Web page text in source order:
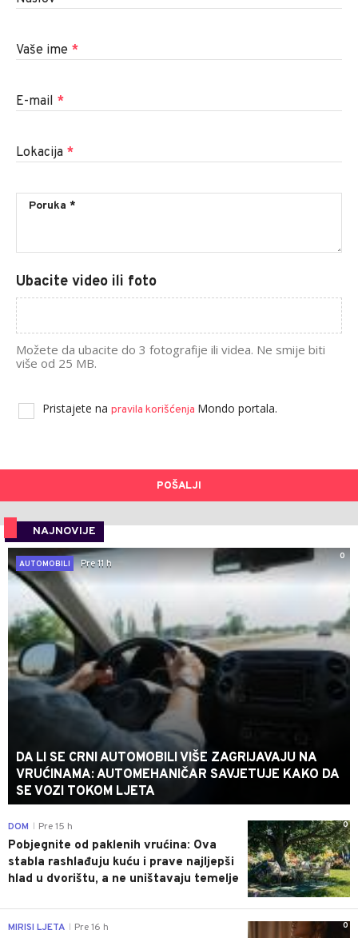
Vaše ime *
E-mail *
Lokacija *
Ubacite video ili foto
Možete da ubacite do 3 fotografije ili videa. Ne smije biti
više od 25 MB.
Pristajete na pravila korišćenja Mondo portala.
POŠALJI
NAJNOVIJE
0
AUTOMOBILI
Pre 11 h
DA LI SE CRNI AUTOMOBILI VIŠE ZAGRIJAVAJU NA
VRUĆINAMA: AUTOMEHANIČAR SAVJETUJE KAKO DA
SE VOZI TOKOM LJETA
0
DOM Pre 15 h
Pobjegnite od paklenih vrućina: Ova
stabla rashlađuju kuću i prave najljepši
hlad u dvorištu, a ne uništavaju temelje
0
MIRISI LJETA Pre 16 h